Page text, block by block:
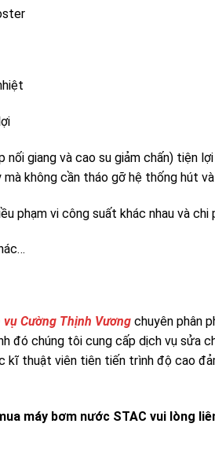
giang và cao su giảm chấn) tiện
không cần tháo gỡ hệ thống hút và
phạm vi công suất khác nhau và chi
Cường Thịnh Vươngchuyên phân
đó chúng tôi cung cấp dịch vụ sửa
kĩ thuật viên tiên tiến trình độ cao
máy bơm nước STAC vui lòng